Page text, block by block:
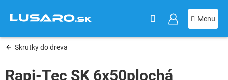
obsah
Skrutky do dreva
Rapi-Tec SK 6x50plochá